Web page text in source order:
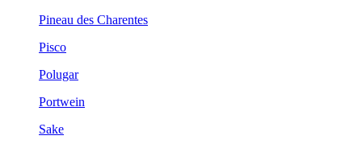
Pineau des Charentes
Pisco
Polugar
Portwein
Sake